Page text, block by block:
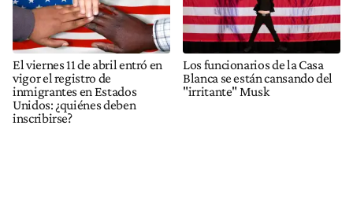
El viernes 11 de abril entró en
vigor el registro de
inmigrantes en Estados
Unidos: ¿quiénes deben
inscribirse?
Los funcionarios de la Casa
Blanca se están cansando del
"irritante" Musk